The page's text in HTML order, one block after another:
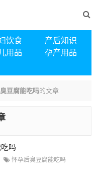
饮食
产后知识
用品
孕产用品
豆腐能吃吗的文章
吗
怀孕后臭豆腐能吃吗